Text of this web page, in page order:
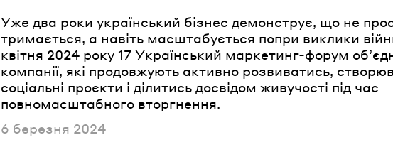
Уже два роки український бізнес демонструє, що не
тримається, а навіть масштабується попри виклики
квітня 2024 року 17 Український маркетинг-форум
компанії, які продовжують активно розвиватись,
соціальні проєкти і ділитись досвідом живучості під час
повномасштабного вторгнення.
Опубліковано
6 березня 2024